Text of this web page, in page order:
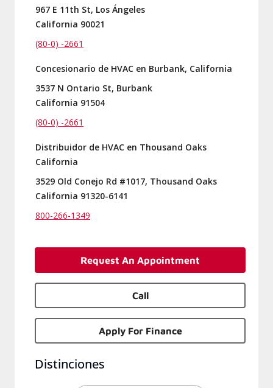
967 E 11th St, Los Ángeles
California 90021
(80-0) -2661
Concesionario de HVAC en Burbank, California
3537 N Ontario St, Burbank
California 91504
(80-0) -2661
Distribuidor de HVAC en Thousand Oaks
California
3529 Old Conejo Rd #1017, Thousand Oaks
California 91320-6141
800-266-1349
Request An Appointment
Call
Apply For Finance
Distinciones